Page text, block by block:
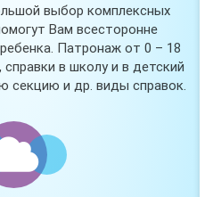
выбор комплексных
Вам всесторонне
Патронаж от 0 – 18
в школу и в детский
секцию и др. виды справок.